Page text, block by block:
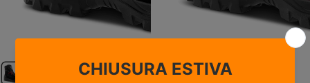
1 recensione